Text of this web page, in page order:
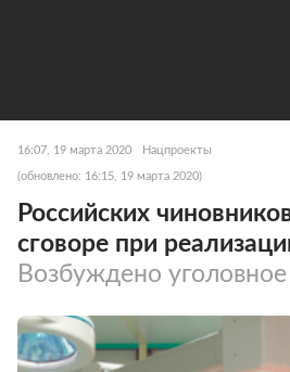
16:07, 19 марта 2020 Нацпроекты
(обновлено: 16:15, 19 марта 2020)
Российских
сговоре при
Возбуждено